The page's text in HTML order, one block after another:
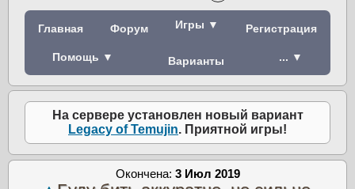
Главная Форум Игры ▼ Регистрация
Помощь ▼ Варианты ... ▼
На сервере установлен новый вариант
Legacy of Temujin. Приятной игры!
Окончена: 3 Июл 2019